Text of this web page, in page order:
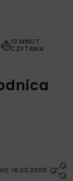
10 MINUT
CZYTANIA
18.03.2009